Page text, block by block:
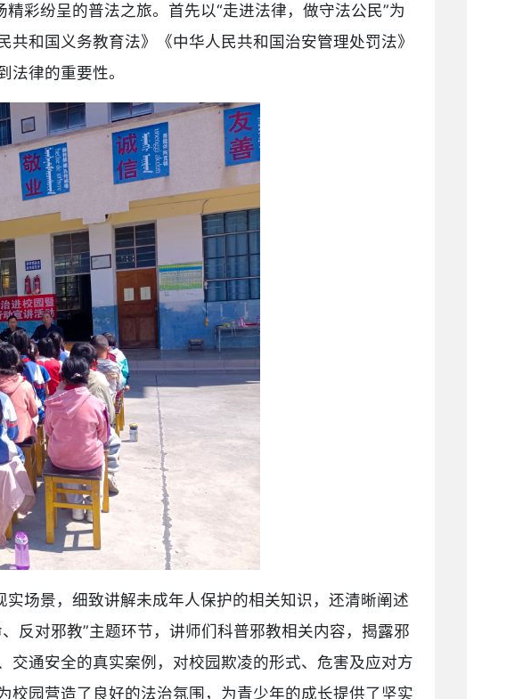
彩纷呈的普法之旅。首先以“走进法律，做守法公民”为
和国义务教育法》《中华人民共和国治安管理处罚法》
法律的重要性。
场景，细致讲解未成年人保护的相关知识，还清晰阐述
反对邪教”主题环节，讲师们科普邪教相关内容，揭露邪
通安全的真实案例，对校园欺凌的形式、危害及应对方
园营造了良好的法治氛围，为青少年的成长提供了坚实